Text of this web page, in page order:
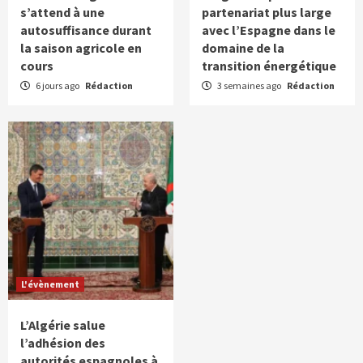
s’attend à une
autosuffisance durant
la saison agricole en
cours
6 jours ago Rédaction
partenariat plus large
avec l’Espagne dans le
domaine de la
transition énergétique
3 semaines ago Rédaction
L'évènement
L’Algérie salue
l’adhésion des